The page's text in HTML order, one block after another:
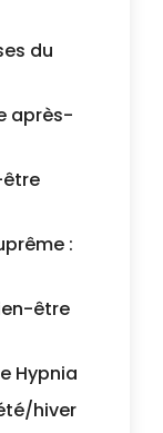
du
après-
être
:
être
Hypnia
hiver